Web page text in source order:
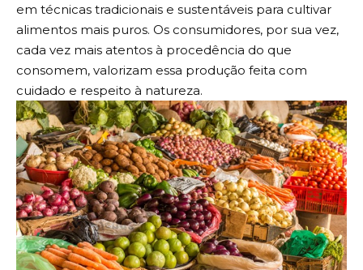
em técnicas tradicionais e sustentáveis para cultivar
alimentos mais puros. Os consumidores, por sua vez,
cada vez mais atentos à procedência do que
consomem, valorizam essa produção feita com
cuidado e respeito à natureza.